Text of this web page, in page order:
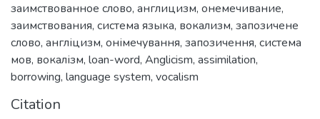
заимствованное слово, англицизм, онемечивание,
заимствования, система языка, вокализм, запозичене
слово, англіцизм, онімечування, запозичення, система
мов, вокалізм, loan-word, Anglicism, assimilation,
borrowing, language system, vocalism
Citation